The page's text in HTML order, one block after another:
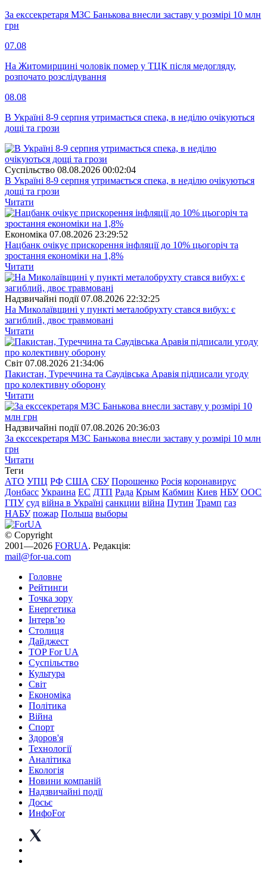
За екссекретаря МЗС Банькова внесли заставу у розмірі 10 млн
грн
07.08
На Житомирщині чоловік помер у ТЦК після медогляду,
розпочато розслідування
08.08
В Україні 8-9 серпня утримається спека, в неділю очікуються
дощі та грози
Суспiльство 08.08.2026 00:02:04
В Україні 8-9 серпня утримається спека, в неділю очікуються
дощі та грози
Читати
Економіка 07.08.2026 23:29:52
Нацбанк очікує прискорення інфляції до 10% цьогоріч та
зростання економіки на 1,8%
Читати
Надзвичайні події 07.08.2026 22:32:25
На Миколаївщині у пункті металобрухту стався вибух: є
загиблий, двоє травмовані
Читати
Свiт 07.08.2026 21:34:06
Пакистан, Туреччина та Саудівська Аравія підписали угоду
про колективну оборону
Читати
Надзвичайні події 07.08.2026 20:36:03
За екссекретаря МЗС Банькова внесли заставу у розмірі 10 млн
грн
Читати
Теги
АТО УПЦ РФ США СБУ Порошенко Росія коронавирус
Донбасс Украина ЕС ДТП Рада Крым Кабмин Киев НБУ ООС
ГПУ суд війна в Україні санкции війна Путин Трамп газ
НАБУ пожар Польша выборы
© Copyright
2001—2026 FORUA. Редакція:
mail@for-ua.com
Головне
Рейтинги
Точка зору
Енергетика
Інтерв’ю
Столиця
Дайджест
TOP For UA
Суспiльство
Культура
Світ
Економіка
Політика
Війна
Спорт
Здоров'я
Технології
Аналітика
Екологія
Новини компаній
Надзвичайні події
Досьє
ИнфоFor